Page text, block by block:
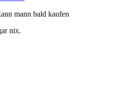
mann bald kaufen
nix.